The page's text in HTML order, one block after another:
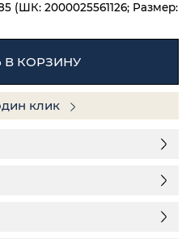
(ШК: 2000025561126; Размер:
В КОРЗИНУ
клик